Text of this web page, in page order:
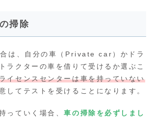
掃除
は、自分の車（Private car）かドラ
ラクターの車を借りて受けるか選ぶこ
イセンスセンターは車を持っていない
してテストを受けることになります。
っていく場合、車の掃除を必ずしまし